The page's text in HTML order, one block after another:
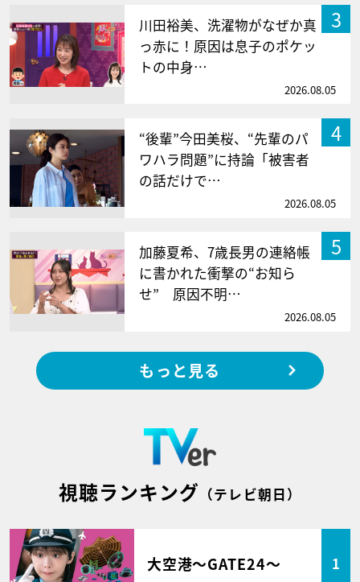
3
川田裕美、洗濯物がなぜか真
っ赤に！原因は息子のポケッ
トの中身…
2026.08.05
4
“後輩”今田美桜、“先輩のパ
ワハラ問題”に持論「被害者
の話だけで…
2026.08.05
5
加藤夏希、7歳長男の連絡帳
に書かれた衝撃の“お知ら
せ” 原因不明…
2026.08.05
もっと見る
視聴ランキング （テレビ朝日）
大空港～GATE24～ 1